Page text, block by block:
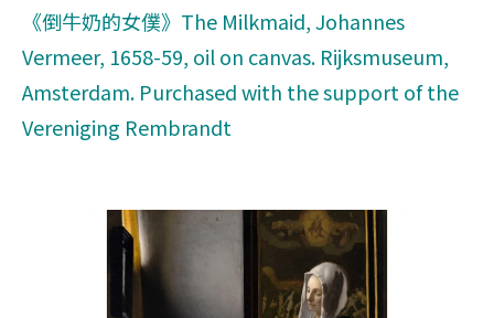
《倒牛奶的女僕》The Milkmaid, Johannes
Vermeer, 1658-59, oil on canvas. Rijksmuseum,
Amsterdam. Purchased with the support of the
Vereniging Rembrandt